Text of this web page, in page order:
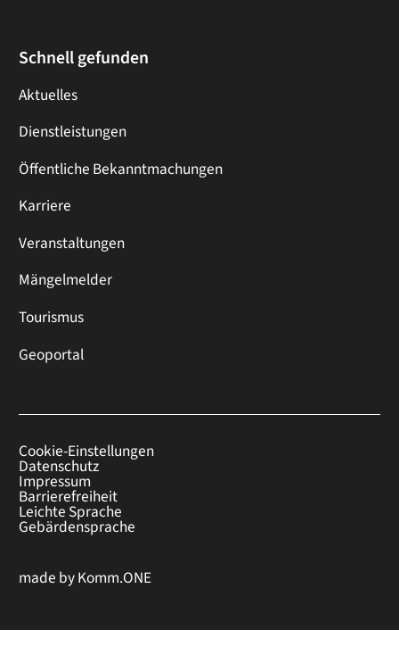
Schnell gefunden
Aktuelles
Dienstleistungen
Öffentliche Bekanntmachungen
Karriere
Veranstaltungen
Mängelmelder
Tourismus
Geoportal
Cookie-Einstellungen
Datenschutz
Impressum
Barrierefreiheit
Leichte Sprache
Gebärdensprache
made byKomm.ONE